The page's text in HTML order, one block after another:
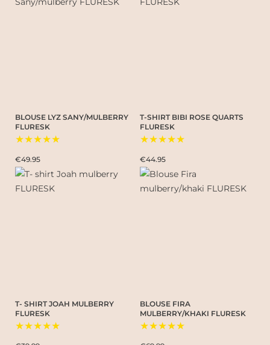
BLOUSE LYZ SANY/MULBERRY
FLURESK
★★★★★
€49.95
T-SHIRT BIBI ROSE QUARTS
FLURESK
★★★★★
€44.95
T- SHIRT JOAH MULBERRY
FLURESK
★★★★★
BLOUSE FIRA
MULBERRY/KHAKI FLURESK
★★★★★